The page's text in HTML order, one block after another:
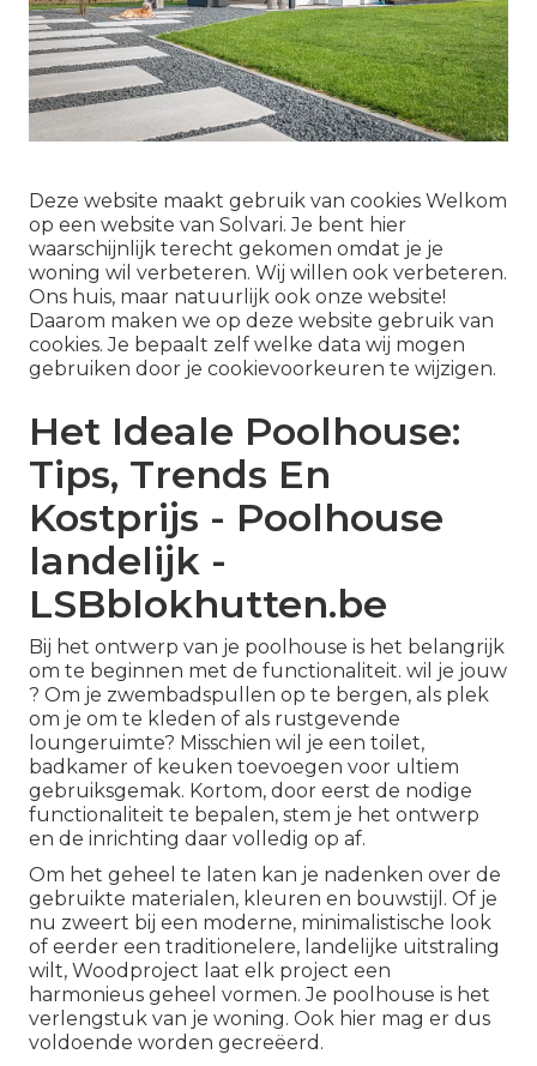
Deze website maakt gebruik van cookies Welkom
op een website van Solvari. Je bent hier
waarschijnlijk terecht gekomen omdat je je
woning wil verbeteren. Wij willen ook verbeteren.
Ons huis, maar natuurlijk ook onze website!
Daarom maken we op deze website gebruik van
cookies. Je bepaalt zelf welke data wij mogen
gebruiken door je cookievoorkeuren te wijzigen.
Het Ideale Poolhouse:
Tips, Trends En
Kostprijs - Poolhouse
landelijk -
LSBblokhutten.be
Bij het ontwerp van je poolhouse is het belangrijk
om te beginnen met de functionaliteit. wil je jouw
? Om je zwembadspullen op te bergen, als plek
om je om te kleden of als rustgevende
loungeruimte? Misschien wil je een toilet,
badkamer of keuken toevoegen voor ultiem
gebruiksgemak. Kortom, door eerst de nodige
functionaliteit te bepalen, stem je het ontwerp
en de inrichting daar volledig op af.
Om het geheel te laten kan je nadenken over de
gebruikte materialen, kleuren en bouwstijl. Of je
nu zweert bij een moderne, minimalistische look
of eerder een traditionelere, landelijke uitstraling
wilt, Woodproject laat elk project een
harmonieus geheel vormen. Je poolhouse is het
verlengstuk van je woning. Ook hier mag er dus
voldoende worden gecreëerd.